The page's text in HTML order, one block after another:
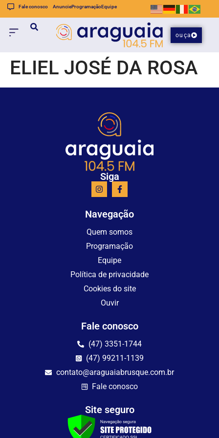
Fale conosco AnuncieProgramaçãoEquipe
ouça
ELIEL JOSÉ DA ROSA
Siga
Navegação
Quem somos
Programação
Equipe
Política de privacidade
Cookies do site
Ouvir
Fale conosco
(47) 3351-1744
(47) 99211-1139
contato@araguaiabrusque.com.br
Fale conosco
Site seguro